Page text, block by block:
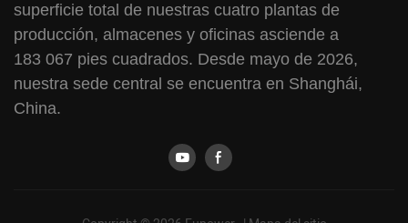
superficie total de nuestras cuatro plantas de
producción, almacenes y oficinas asciende a
183 067 pies cuadrados. Desde mayo de 2026,
nuestra sede central se encuentra en Shanghái,
China.